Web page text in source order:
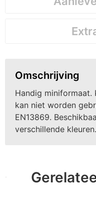
Omschrijving
Handig miniformaat.
kan niet worden
EN13869.
verschillende kleuren.